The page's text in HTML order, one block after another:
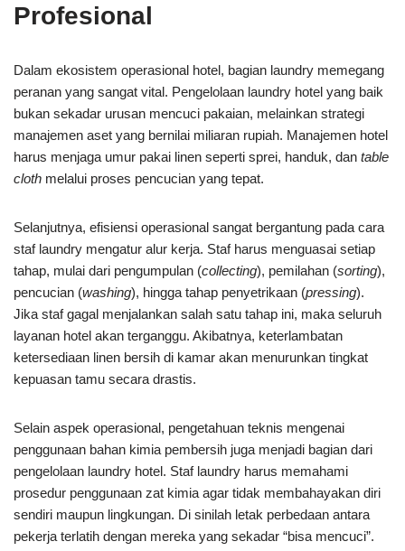
Profesional
Dalam ekosistem operasional hotel, bagian laundry memegang
peranan yang sangat vital. Pengelolaan laundry hotel yang baik
bukan sekadar urusan mencuci pakaian, melainkan strategi
manajemen aset yang bernilai miliaran rupiah. Manajemen hotel
harus menjaga umur pakai linen seperti sprei, handuk, dan table
cloth melalui proses pencucian yang tepat.
Selanjutnya, efisiensi operasional sangat bergantung pada cara
staf laundry mengatur alur kerja. Staf harus menguasai setiap
tahap, mulai dari pengumpulan (collecting), pemilahan (sorting),
pencucian (washing), hingga tahap penyetrikaan (pressing).
Jika staf gagal menjalankan salah satu tahap ini, maka seluruh
layanan hotel akan terganggu. Akibatnya, keterlambatan
ketersediaan linen bersih di kamar akan menurunkan tingkat
kepuasan tamu secara drastis.
Selain aspek operasional, pengetahuan teknis mengenai
penggunaan bahan kimia pembersih juga menjadi bagian dari
pengelolaan laundry hotel. Staf laundry harus memahami
prosedur penggunaan zat kimia agar tidak membahayakan diri
sendiri maupun lingkungan. Di sinilah letak perbedaan antara
pekerja terlatih dengan mereka yang sekadar “bisa mencuci”.